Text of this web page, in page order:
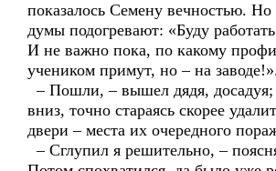
показалось Семену вечностью. Но
думы подогревают: «Буду
И не важно пока, по какому
учеником примут, но – на
– Пошли, – вышел дядя, досадуя;
вниз, точно стараясь скорее
двери – места их очередного
– Сглупил я решительно, –